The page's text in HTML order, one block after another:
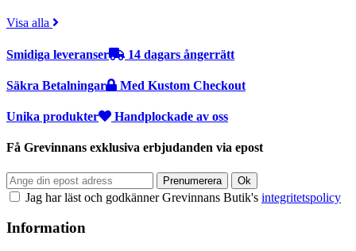
Visa alla
Smidiga leveranser 14 dagars ångerrätt
Säkra Betalningar Med Kustom Checkout
Unika produkter Handplockade av oss
Få Grevinnans exklusiva erbjudanden via epost
Jag har läst och godkänner Grevinnans Butik's integritetspolicy
Information